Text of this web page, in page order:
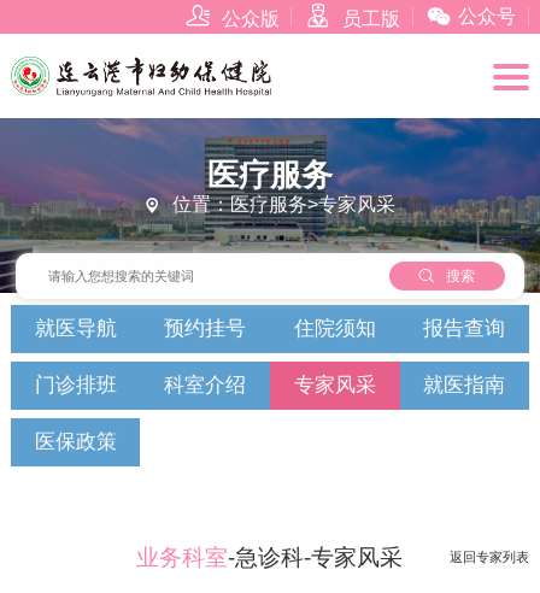
 公众版  员工版  公众号
 搜索
医疗服务
 位置：医疗服务>专家风采
就医导航 预约挂号 住院须知 报告查询
门诊排班 科室介绍 专家风采 就医指南
医保政策
业务科室-急诊科-专家风采 返回专家列表